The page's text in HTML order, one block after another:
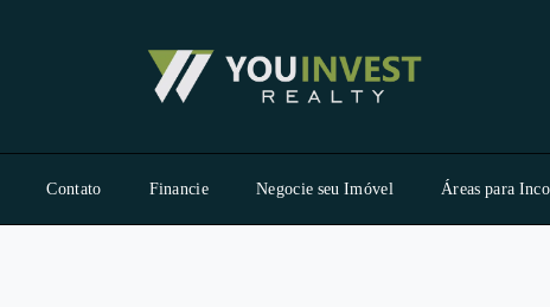
Contato Financie Negocie seu Imóvel Áreas para